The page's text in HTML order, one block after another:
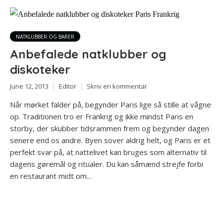
NATKLUBBER OG BARER
Anbefalede natklubber og
diskoteker
June 12, 2013 Editor Skriv en kommentar
Når mørket falder på, begynder Paris lige så stille at vågne
op. Traditionen tro er Frankrig og ikke mindst Paris en
storby, der skubber tidsrammen frem og begynder dagen
senere end os andre. Byen sover aldrig helt, og Paris er et
perfekt svar på, at nattelivet kan bruges som alternativ til
dagens gøremål og ritualer. Du kan såmænd strejfe forbi
en restaurant midt om...